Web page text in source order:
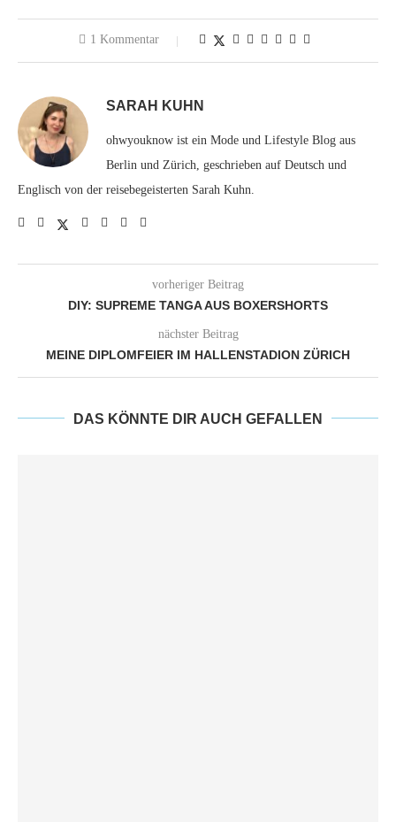
1 Kommentar
SARAH KUHN
ohwyouknow ist ein Mode und Lifestyle Blog aus
Berlin und Zürich, geschrieben auf Deutsch und
Englisch von der reisebegeisterten Sarah Kuhn.
vorheriger Beitrag
DIY: SUPREME TANGA AUS BOXERSHORTS
nächster Beitrag
MEINE DIPLOMFEIER IM HALLENSTADION ZÜRICH
DAS KÖNNTE DIR AUCH GEFALLEN